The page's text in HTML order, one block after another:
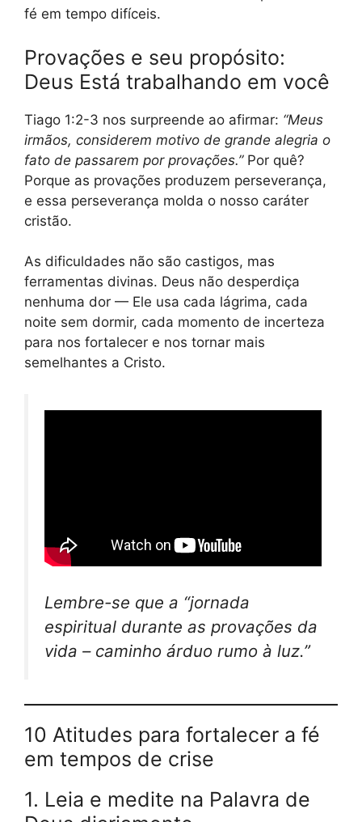
fé em tempo difíceis.
Provações e seu propósito:
Deus Está trabalhando em você
Tiago 1:2-3 nos surpreende ao afirmar: “Meus
irmãos, considerem motivo de grande alegria o
fato de passarem por provações.”Por quê?
Porque as provações produzem perseverança,
e essa perseverança molda o nosso caráter
cristão.
As dificuldades não são castigos, mas
ferramentas divinas. Deus não desperdiça
nenhuma dor — Ele usa cada lágrima, cada
noite sem dormir, cada momento de incerteza
para nos fortalecer e nos tornar mais
semelhantes a Cristo.
Lembre-se que a “jornada
espiritual durante as provações da
vida – caminho árduo rumo à luz.”
10 Atitudes para fortalecer a fé
em tempos de crise
1. Leia e medite na Palavra de